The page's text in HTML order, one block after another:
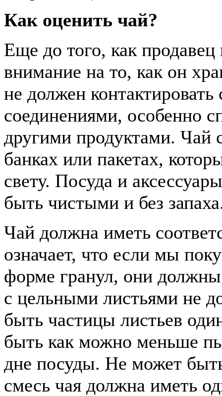
Как оценить чай?
Еще до того, как
внимание на то, как он
не должен
соединениями, особенно
другими продуктами. Чай
банках или пакетах,
свету. Посуда и
быть чистыми и без
Чай должна иметь
означает, что если мы
форме гранул, они
с цельными листьями не
быть частицы листьев
быть как можно меньше
дне посуды. Не может
смесь чая должна иметь